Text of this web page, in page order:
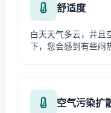
舒适度
白天天气多云，并且
下，您会感到有些闷
空气污染扩